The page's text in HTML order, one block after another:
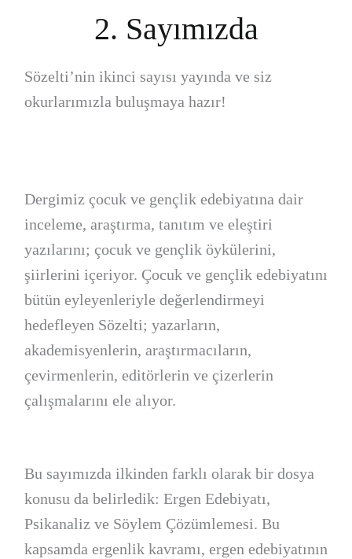
2. Sayımızda
Sözelti’nin ikinci sayısı yayında ve siz
okurlarımızla buluşmaya hazır!
Dergimiz çocuk ve gençlik edebiyatına dair
inceleme, araştırma, tanıtım ve eleştiri
yazılarını; çocuk ve gençlik öykülerini,
şiirlerini içeriyor. Çocuk ve gençlik edebiyatını
bütün eyleyenleriyle değerlendirmeyi
hedefleyen Sözelti; yazarların,
akademisyenlerin, araştırmacıların,
çevirmenlerin, editörlerin ve çizerlerin
çalışmalarını ele alıyor.
Bu sayımızda ilkinden farklı olarak bir dosya
konusu da belirledik: Ergen Edebiyatı,
Psikanaliz ve Söylem Çözümlemesi. Bu
kapsamda ergenlik kavramı, ergen edebiyatının